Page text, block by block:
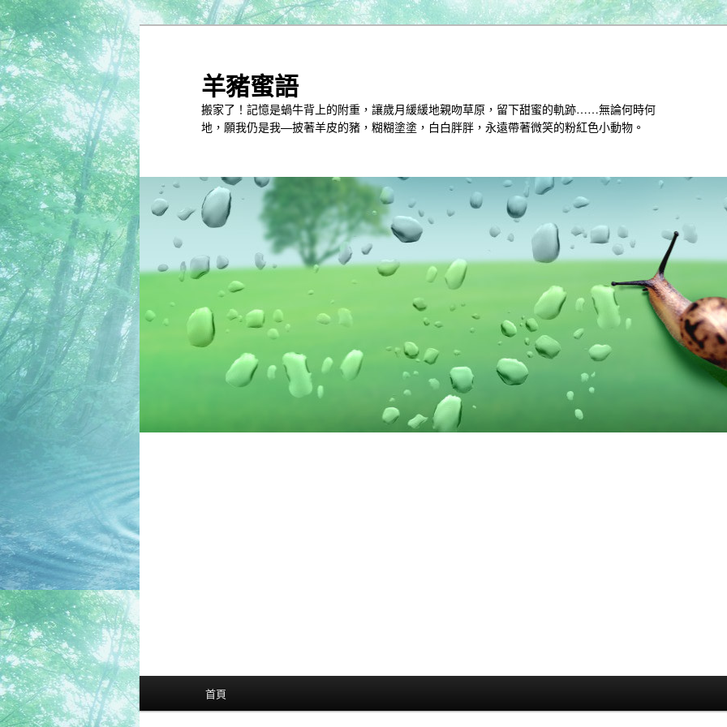
跳
到
主
內
容
跳
到
第
二
內
容
羊豬蜜語
搬家了！記憶是蝸牛背上的附重，讓歲月緩緩地親吻草原，留下甜蜜的軌跡……無論何時何
地，願我仍是我—披著羊皮的豬，糊糊塗塗，白白胖胖，永遠帶著微笑的粉紅色小動物。
首頁